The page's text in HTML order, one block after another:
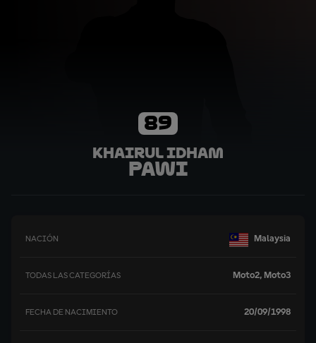
89
Khairul Idham
Pawi
NACIÓN Malaysia
TODAS LAS CATEGORÍAS Moto2, Moto3
FECHA DE NACIMIENTO 20/09/1998